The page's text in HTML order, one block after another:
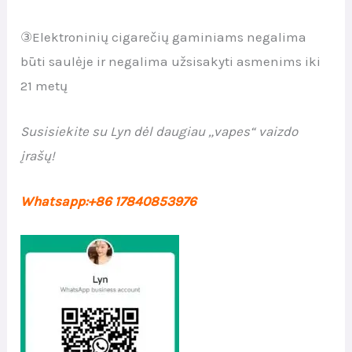
③Elektroninių cigarečių gaminiams negalima
būti saulėje ir negalima užsisakyti asmenims iki
21 metų
Susisiekite su Lyn dėl daugiau „vapes“ vaizdo
įrašų!
Whatsapp:+86 17840853976